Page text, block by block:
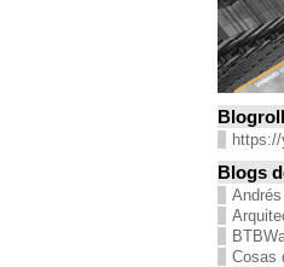
Blogroll
Blogs
Cosas